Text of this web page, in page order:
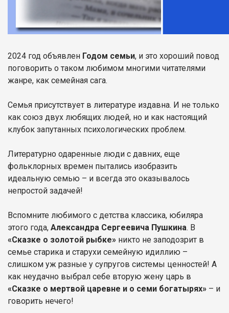
2024 год объявлен Годом семьи, и это хороший повод
поговорить о таком любимом многими читателями
жанре, как семейная сага.
Семья присутствует в литературе издавна. И не только
как союз двух любящих людей, но и как настоящий
клубок запутанных психологических проблем.
Литературно одаренные люди с давних, еще
фольклорных времен пытались изобразить
идеальную семью – и всегда это оказывалось
непростой задачей!
Вспомните любимого с детства классика, юбиляра
этого года, Александра Сергеевича Пушкина. В
«Сказке о золотой рыбке» никто не заподозрит в
семье старика и старухи семейную идиллию –
слишком уж разные у супругов системы ценностей! А
как неудачно выбрал себе вторую жену царь в
«Сказке о мертвой царевне и о семи богатырях» – и
говорить нечего!